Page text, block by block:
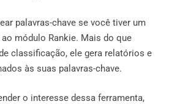
palavras-chave se você tiver um
módulo Rankie. Mais do que
classificação, ele gera relatórios e
às suas palavras-chave.
o interesse dessa ferramenta,